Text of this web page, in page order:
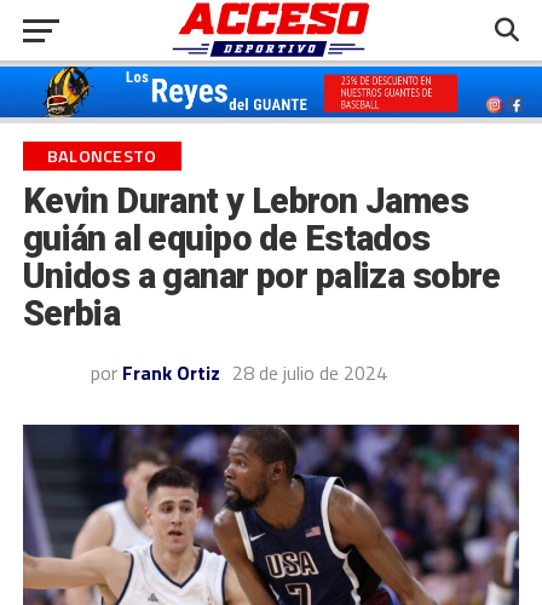
BALONCESTO
Kevin Durant y Lebron James
guián al equipo de Estados
Unidos a ganar por paliza sobre
Serbia
por Frank Ortiz 28 de julio de 2024